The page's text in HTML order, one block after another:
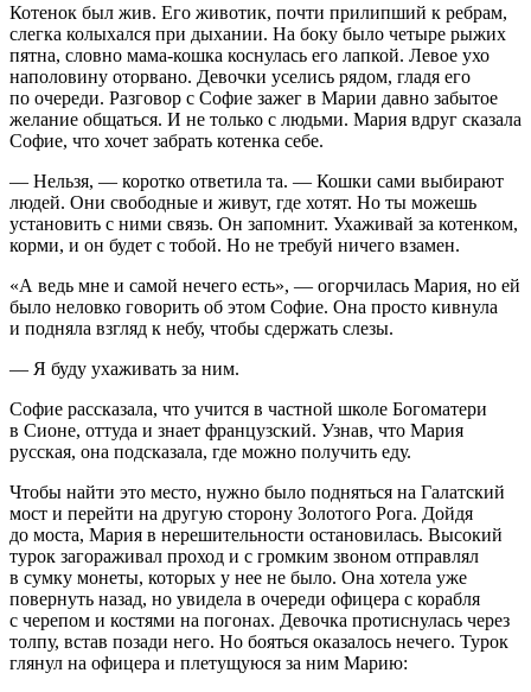
Котенок был жив. Его животик, почти прилипший к ребрам,
слегка колыхался при дыхании. На боку было четыре рыжих
пятна, словно мама-кошка коснулась его лапкой. Левое ухо
наполовину оторвано. Девочки уселись рядом, гладя его
по очереди. Разговор с Софие зажег в Марии давно забытое
желание общаться. И не только с людьми. Мария вдруг сказала
Софие, что хочет забрать котенка себе.
— Нельзя, — коротко ответила та. — Кошки сами выбирают
людей. Они свободные и живут, где хотят. Но ты можешь
установить с ними связь. Он запомнит. Ухаживай за котенком,
корми, и он будет с тобой. Но не требуй ничего взамен.
«А ведь мне и самой нечего есть», — огорчилась Мария, но ей
было неловко говорить об этом Софие. Она просто кивнула
и подняла взгляд к небу, чтобы сдержать слезы.
— Я буду ухаживать за ним.
Софие рассказала, что учится в частной школе Богоматери
в Сионе, оттуда и знает французский. Узнав, что Мария
русская, она подсказала, где можно получить еду.
Чтобы найти это место, нужно было подняться на Галатский
мост и перейти на другую сторону Золотого Рога. Дойдя
до моста, Мария в нерешительности остановилась. Высокий
турок загораживал проход и с громким звоном отправлял
в сумку монеты, которых у нее не было. Она хотела уже
повернуть назад, но увидела в очереди офицера с корабля
с черепом и костями на погонах. Девочка протиснулась через
толпу, встав позади него. Но бояться оказалось нечего. Турок
глянул на офицера и плетущуюся за ним Марию: